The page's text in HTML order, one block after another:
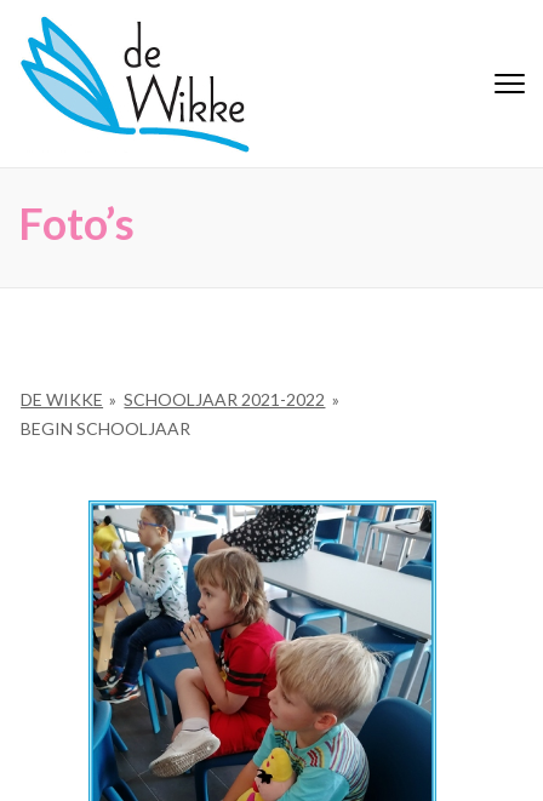
naar
inhoud
(Druk
Foto’s
DE WIKKE » SCHOOLJAAR 2021-2022 »
BEGIN SCHOOLJAAR